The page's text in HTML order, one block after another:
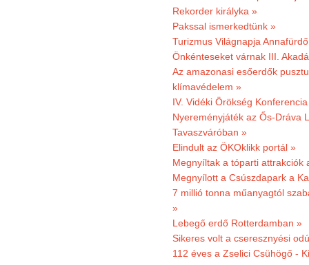
Rekorder királyka »
Pakssal ismerkedtünk »
Turizmus Világnapja
Önkénteseket várnak III.
Az amazonasi esőerdők
klímavédelem »
IV. Vidéki Örökség
Nyereményjáték az Ős-Dráva
Tavaszváróban »
Elindult az ÖKOklikk portál »
Megnyíltak a tóparti attrakciók
Megnyílott a Csúszdapark a
7 millió tonna műanyagtól
»
Lebegő erdő Rotterdamban »
Sikeres volt a cseresznyési
112 éves a Zselici Csühögő -